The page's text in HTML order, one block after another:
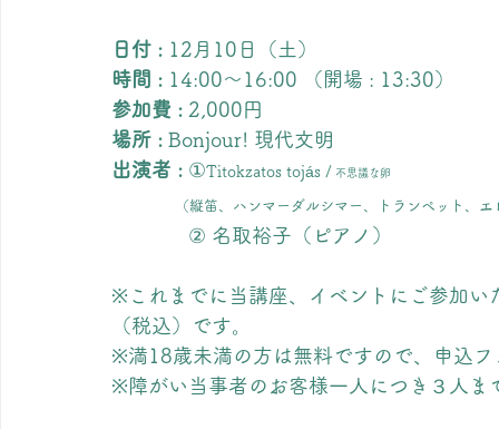
日付 : 12月10日（土）
時間 : 14:00～16:00 （開場 : 13:30）
参加費 : 2,000円
場所 : Bonjour! 現代文明
出演者 : ①Titokzatos tojás / 不思議な卵
（縦笛、ハンマーダルシマー、トランペット、
② 名取裕子（ピアノ）
※これまでに当講座、イベントにご参加
（税込）です。
※満18歳未満の方は無料ですので、申込
※障がい当事者のお客様一人につき３人ま